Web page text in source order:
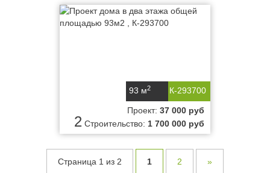
К-293700
93 м2
2
Проект: 37 000 руб
Строительство: 1 700 000 руб
Страница 1 из 2 1 2 »